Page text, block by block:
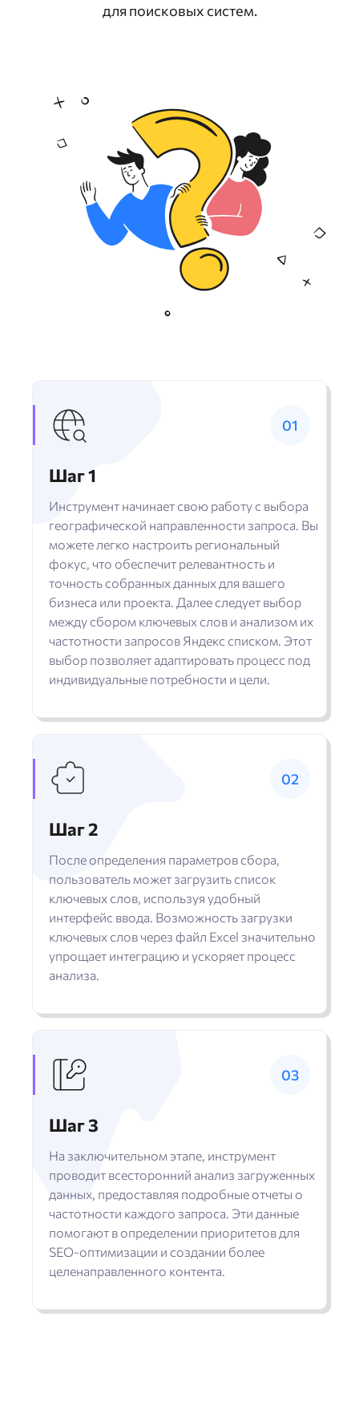
для поисковых систем.
Шаг 1
Инструмент начинает свою работу с выбора
географической направленности запроса. Вы
можете легко настроить региональный
фокус, что обеспечит релевантность и
точность собранных данных для вашего
бизнеса или проекта. Далее следует выбор
между сбором ключевых слов и анализом их
частотности запросов Яндекс списком. Этот
выбор позволяет адаптировать процесс под
индивидуальные потребности и цели.
Шаг 2
После определения параметров сбора,
пользователь может загрузить список
ключевых слов, используя удобный
интерфейс ввода. Возможность загрузки
ключевых слов через файл Excel значительно
упрощает интеграцию и ускоряет процесс
анализа.
Шаг 3
На заключительном этапе, инструмент
проводит всесторонний анализ загруженных
данных, предоставляя подробные отчеты о
частотности каждого запроса. Эти данные
помогают в определении приоритетов для
SEO-оптимизации и создании более
целенаправленного контента.